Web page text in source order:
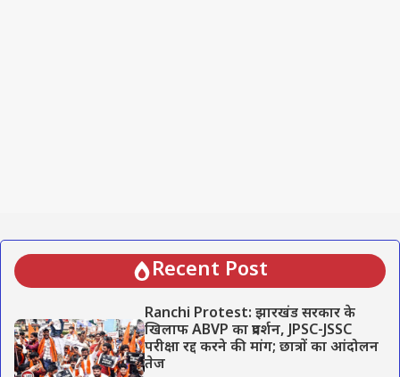
Recent Post
Ranchi Protest: झारखंड सरकार के
खिलाफ ABVP का प्रदर्शन, JPSC-JSSC
परीक्षा रद्द करने की मांग; छात्रों का आंदोलन
तेज